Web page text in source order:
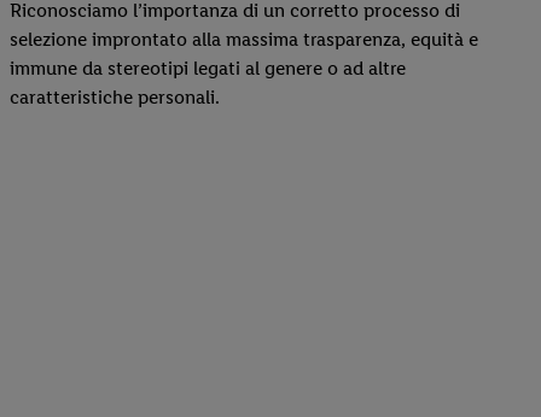
Riconosciamo l’importanza di un corretto processo di
selezione improntato alla massima trasparenza, equità e
immune da stereotipi legati al genere o ad altre
caratteristiche personali.